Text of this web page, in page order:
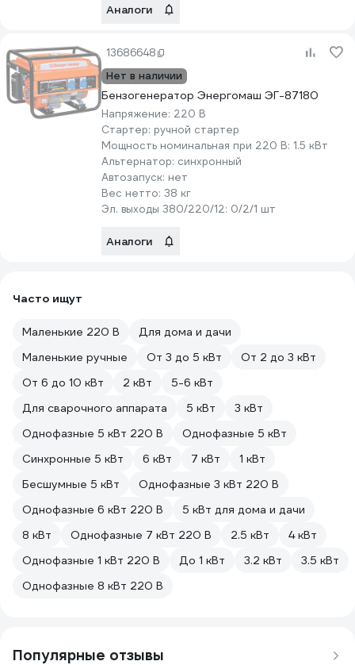
Аналоги
13686648
Нет в наличии
Бензогенератор Энергомаш ЭГ-87180
Напряжение: 220 В
Стартер: ручной стартер
Мощность номинальная при 220 В: 1.5 кВт
Альтернатор: синхронный
Автозапуск: нет
Вес нетто: 38 кг
Эл. выходы 380/220/12: 0/2/1 шт
Аналоги
Часто ищут
Маленькие 220 В
Для дома и дачи
Маленькие ручные
От 3 до 5 кВт
От 2 до 3 кВт
От 6 до 10 кВт
2 кВт
5-6 кВт
Для сварочного аппарата
5 кВт
3 кВт
Однофазные 5 кВт 220 В
Однофазные 5 кВт
Синхронные 5 кВт
6 кВт 7 кВт
1 кВт
Бесшумные 5 кВт
Однофазные 3 кВт 220 В
Однофазные 6 кВт 220 В
5 кВт для дома и дачи
8 кВт
Однофазные 7 кВт 220 В 2.5 кВт
4 кВт
Однофазные 1 кВт 220 В
До 1 кВт 3.2 кВт
3.5 кВт
Однофазные 8 кВт 220 В
Популярные отзывы